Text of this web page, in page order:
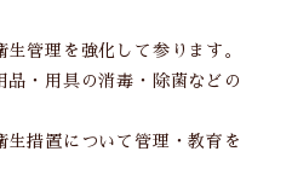
管理を強化して参ります。
・用具の消毒・除菌などの
措置について管理・教育を